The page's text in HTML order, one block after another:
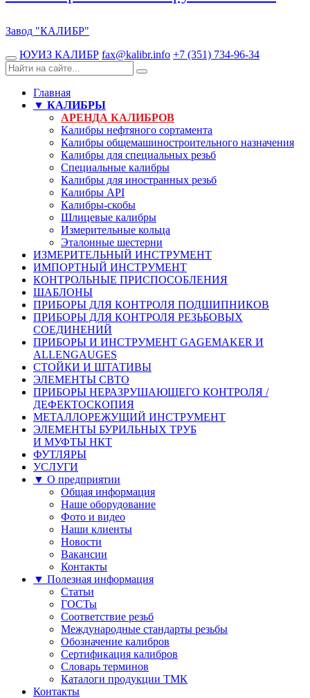
Завод "КАЛИБР"
ЮУИЗ КАЛИБР fax@kalibr.info +7 (351) 734-96-34
Главная
▼ КАЛИБРЫ
АРЕНДА КАЛИБРОВ
Калибры нефтяного сортамента
Калибры общемашиностроительного назначения
Калибры для специальных резьб
Специальные калибры
Калибры для иностранных резьб
Калибры API
Калибры-скобы
Шлицевые калибры
Измерительные кольца
Эталонные шестерни
ИЗМЕРИТЕЛЬНЫЙ ИНСТРУМЕНТ
ИМПОРТНЫЙ ИНСТРУМЕНТ
КОНТРОЛЬНЫЕ ПРИСПОСОБЛЕНИЯ
ШАБЛОНЫ
ПРИБОРЫ ДЛЯ КОНТРОЛЯ ПОДШИПНИКОВ
ПРИБОРЫ ДЛЯ КОНТРОЛЯ РЕЗЬБОВЫХ
СОЕДИНЕНИЙ
ПРИБОРЫ И ИНСТРУМЕНТ GAGEMAKER И
ALLENGAUGES
СТОЙКИ И ШТАТИВЫ
ЭЛЕМЕНТЫ СВТО
ПРИБОРЫ НЕРАЗРУШАЮЩЕГО КОНТРОЛЯ /
ДЕФЕКТОСКОПИЯ
МЕТАЛЛОРЕЖУЩИЙ ИНСТРУМЕНТ
ЭЛЕМЕНТЫ БУРИЛЬНЫХ ТРУБ
И МУФТЫ НКТ
ФУТЛЯРЫ
УСЛУГИ
▼ О предприятии
Общая информация
Наше оборудование
Фото и видео
Наши клиенты
Новости
Вакансии
Контакты
▼ Полезная информация
Статьи
ГОСТы
Соответствие резьб
Международные стандарты резьбы
Обозначение калибров
Сертификация калибров
Словарь терминов
Каталоги продукции ТМК
Контакты